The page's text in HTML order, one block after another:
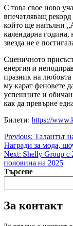
С това свое ново
впечатляващ
който ще напълни
календарна година,
звезда не е
Сценичното
енергия и
празник на
му карат феновете
успешните и
как да превърне
Билети: https://
Post
navigation
Previous: Талантът
Награди за мода,
Next: Shelly Group с
половина на 2025
Търсене
За контакт